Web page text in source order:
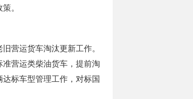
。
营运货车淘汰更新工作。
营运类柴油货车，提前淘
标车型管理工作，对标国